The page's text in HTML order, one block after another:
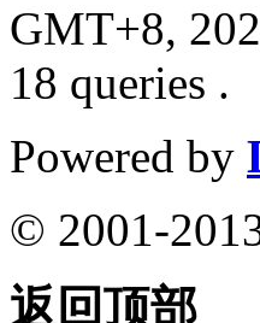
GMT+8,
18 queries .
Powered by
© 2001-
返回顶部